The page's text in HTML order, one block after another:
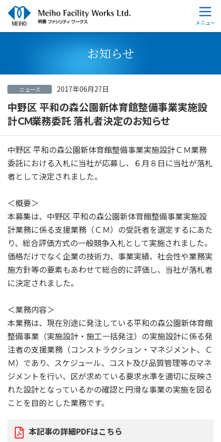
お知らせ
ニュース 2017年06月27日
中野区 平和の森公園新体育館整備事業実施設
計ＣＭ業務委託 落札者決定のお知らせ
中野区 平和の森公園新体育館整備事業実施設計ＣＭ業務
委託における入札に当社が応募し、６月８日に当社が落札
者として決定されました。
＜概要＞
本募集は、中野区 平和の森公園新体育館整備事業実施設
計業務に係る支援業務（ＣＭ）の受託者を選定するにあた
り、総合評価方式の一般競争入札として実施されました。
価格だけでなく企業の技術力、事業実績、社会性や業務実
施方針等の要素もあわせて総合的に評価し、当社が落札者
に決定されました。
＜業務内容＞
本業務は、現在別途に発注している平和の森公園新体育館
整備事業（実施設計・施工一括発注）の実施設計に係る発
注者の支援業務（コンストラクション・マネジメント、Ｃ
Ｍ）であり、スケジュール、コスト及び品質管理等のマネ
ジメントを行い、区が求めている要求水準を適切に反映さ
れた設計となっているかの確認と円滑な事業の実施を図る
ことを目的とした業務です。
本記事の詳細PDFはこちら